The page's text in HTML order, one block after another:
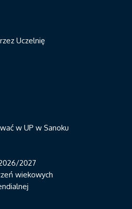
Uczelnię
w UP w Sanoku
2027
wiekowych